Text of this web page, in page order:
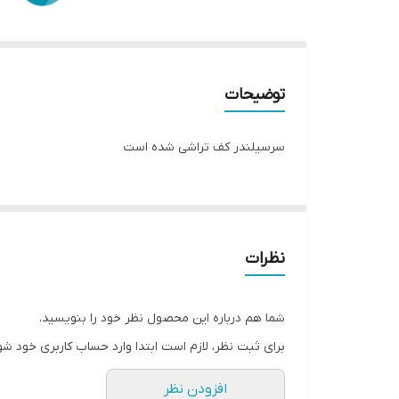
توضیحات
سرسیلندر کف تراشی شده است
نظرات
شما هم درباره این محصول نظر خود را بنویسید.
برای ثبت نظر، لازم است ابتدا وارد حساب کاربری خود
افزودن نظر